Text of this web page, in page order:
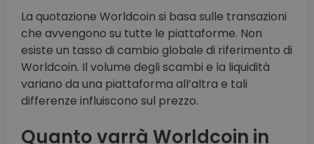
La quotazione Worldcoin si basa sulle transazioni
che avvengono su tutte le piattaforme. Non
esiste un tasso di cambio globale di riferimento di
Worldcoin. Il volume degli scambi e la liquidità
variano da una piattaforma all’altra e tali
differenze influiscono sul prezzo.
Quanto varrà Worldcoin in